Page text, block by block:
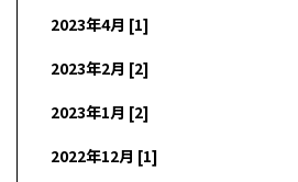
2023年4月 [1]
2023年2月 [2]
2023年1月 [2]
2022年12月 [1]